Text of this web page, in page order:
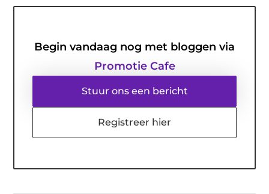
Begin vandaag nog met bloggen via
Promotie Cafe
Stuur ons een bericht
Registreer hier